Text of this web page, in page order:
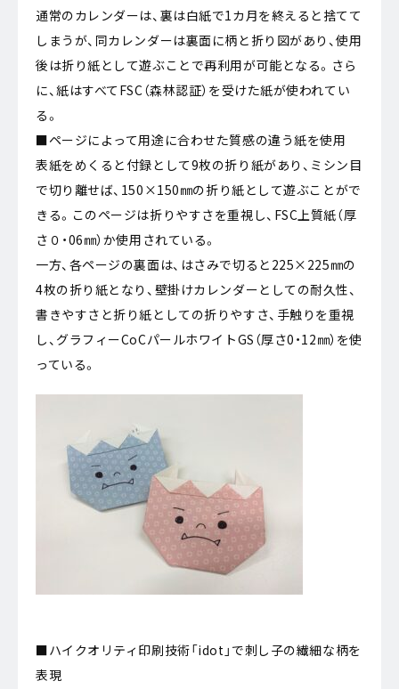
通常のカレンダーは、裏は白紙で1カ月を終えると捨てて
しまうが、同カレンダーは裏面に柄と折り図があり、使用
後は折り紙として遊ぶことで再利用が可能となる。さら
に、紙はすべてFSC（森林認証）を受けた紙が使われてい
る。
■ページによって用途に合わせた質感の違う紙を使用
表紙をめくると付録として9枚の折り紙があり、ミシン目
で切り離せば、150×150㎜の折り紙として遊ぶことがで
きる。このページは折りやすさを重視し、FSC上質紙（厚
さ０・06㎜）か使用されている。
一方、各ページの裏面は、はさみで切ると225×225㎜の
4枚の折り紙となり、壁掛けカレンダーとしての耐久性、
書きやすさと折り紙としての折りやすさ、手触りを重視
し、グラフィーCoCパールホワイトGS（厚さ0・12㎜）を使
っている。
■ハイクオリティ印刷技術「idot」で刺し子の繊細な柄を
表現